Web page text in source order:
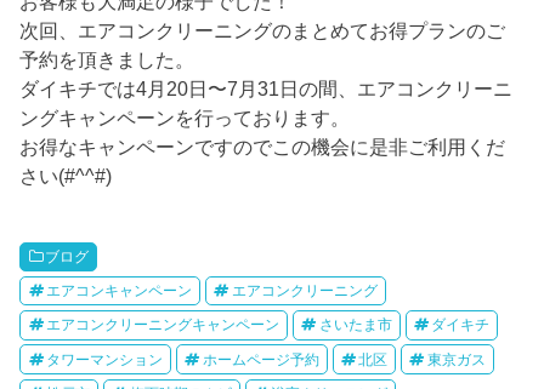
次回、エアコンクリーニングのまとめてお得プランのご
予約を頂きました。
ダイキチでは4月20日〜7月31日の間、エアコンクリーニ
ングキャンペーンを行っております。
お得なキャンペーンですのでこの機会に是非ご利用くだ
さい(#^^#)
ブログ
エアコンキャンペーン エアコンクリーニング
エアコンクリーニングキャンペーン さいたま市 ダイキチ
タワーマンション ホームページ予約 北区 東京ガス